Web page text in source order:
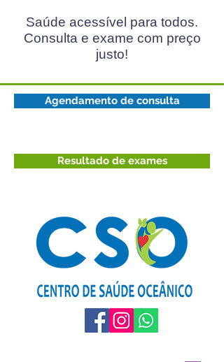
Saúde acessível para todos.
Consulta e exame com preço
justo!
Agendamento de consulta
Resultado de exames